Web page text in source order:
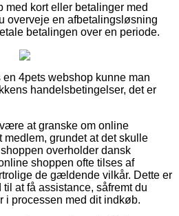
med kort eller betalinger med
overveje en afbetalingsløsning
betalingen over en periode.
en 4pets webshop kunne man
handelsbetingelser, det er
at granske om online
grundet at det skulle
overholder dansk
shoppen ofte tilses af
de gældende vilkår. Dette er
at få assistance, såfremt du
i processen med dit indkøb.